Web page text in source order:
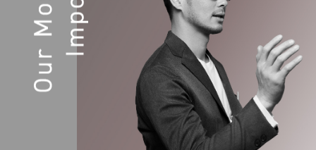
ACCESS
ONLINE STORE
OFFICIAL ACCOUNT